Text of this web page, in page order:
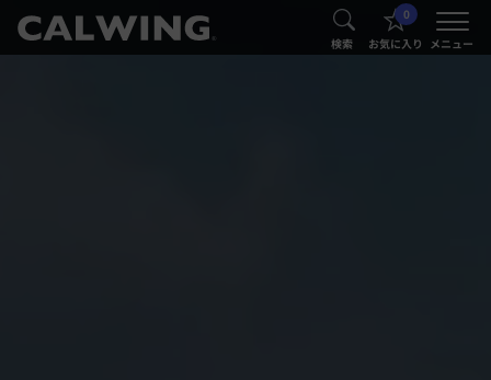
® 検索
0
お気に入り メニュー
®